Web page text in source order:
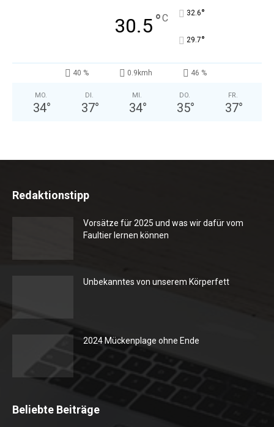
30.5°C 32.6°
29.7°
40 % 0.9kmh 46 %
MO.
34°
DI.
37°
MI.
34°
DO.
35°
FR.
37°
Redaktionstipp
Vorsätze für 2025 und was wir dafür vom
Faultier lernen können
Unbekanntes von unserem Körperfett
2024 Mückenplage ohne Ende
Beliebte Beiträge